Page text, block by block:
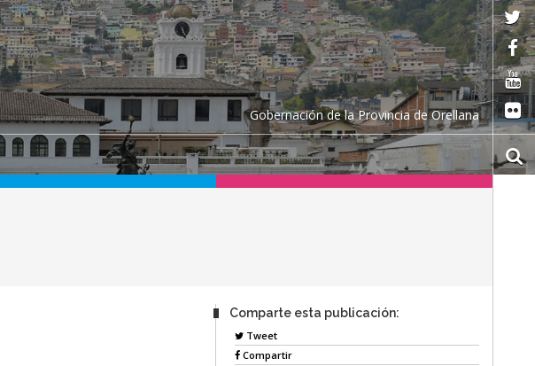
Gobernación de la Provincia de Orellana
Comparte esta publicación:
Tweet
Compartir